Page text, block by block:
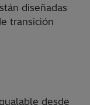
diseñadas
transición
desde